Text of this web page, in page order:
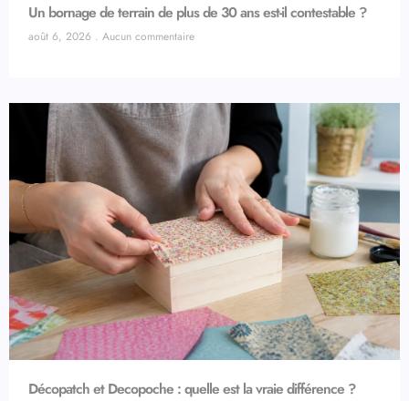
Un bornage de terrain de plus de 30 ans est-il contestable ?
août 6, 2026 Aucun commentaire
Décopatch et Decopoche : quelle est la vraie différence ?